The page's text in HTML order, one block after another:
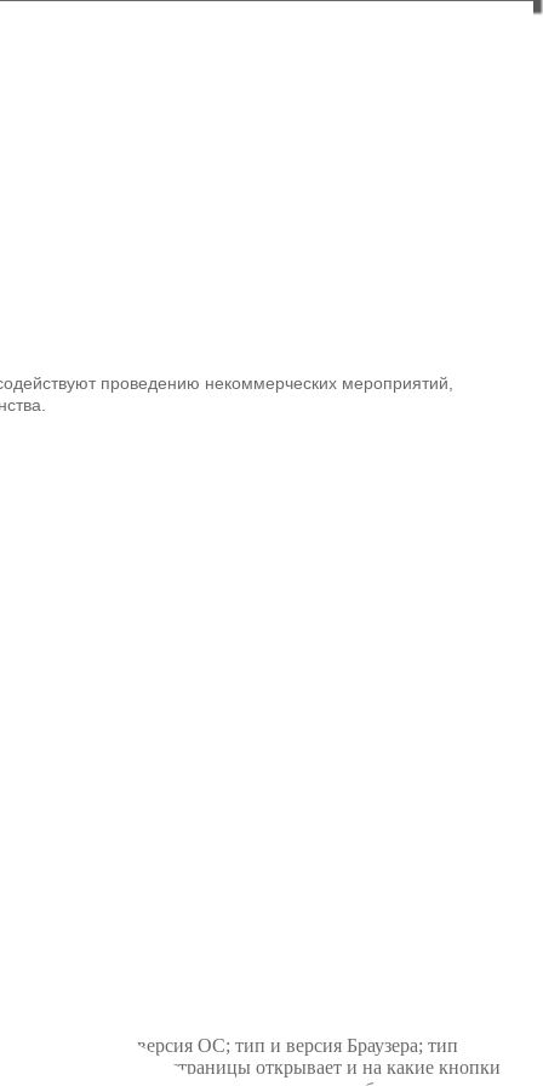
проведению некоммерческих мероприятий,
тип и версия ОС; тип и версия Браузера; тип
и Браузера; какие страницы открывает и на какие кнопки